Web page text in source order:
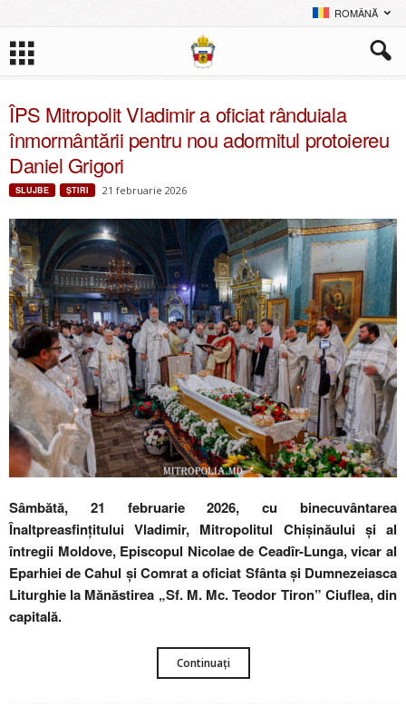
ROMÂNĂ
ÎPS Mitropolit Vladimir a oficiat rânduiala
înmormântării pentru nou adormitul protoiereu
Daniel Grigori
SLUJBE ŞTIRI 21 februarie 2026
Sâmbătă, 21 februarie 2026, cu binecuvântarea
Înaltpreasfințitului Vladimir, Mitropolitul Chișinăului și al
întregii Moldove, Episcopul Nicolae de Ceadîr-Lunga, vicar al
Eparhiei de Cahul și Comrat a oficiat Sfânta și Dumnezeiasca
Liturghie la Mănăstirea „Sf. M. Mc. Teodor Tiron” Ciuflea, din
capitală.
Continuați